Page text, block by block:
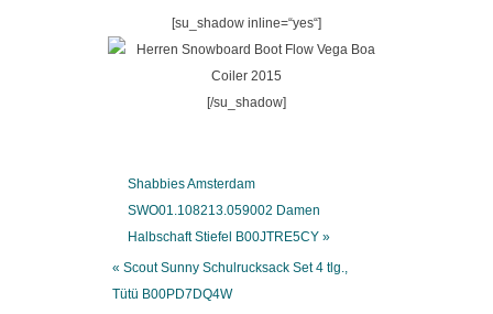
[su_shadow inline=“yes“]
[/su_shadow]
Shabbies Amsterdam
SWO01.108213.059002 Damen
Halbschaft Stiefel B00JTRE5CY »
« Scout Sunny Schulrucksack Set 4 tlg.,
Tütü B00PD7DQ4W